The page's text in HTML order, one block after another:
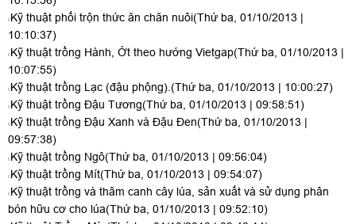
Kỹ thuật phối trộn thức ăn chăn nuôi(Thứ ba, 01/10/2013 |
10:10:37)
Kỹ thuật trồng Hành, Ớt theo hướng Vietgap(Thứ ba, 01/10/2013 |
10:07:55)
Kỹ thuật trồng Lạc (đậu phộng). (Thứ ba, 01/10/2013 | 10:00:27)
Kỹ thuật trồng Đậu Tương(Thứ ba, 01/10/2013 | 09:58:51)
Kỹ thuật trồng Đậu Xanh và Đậu Đen(Thứ ba, 01/10/2013 |
09:57:38)
Kỹ thuật trồng Ngô(Thứ ba, 01/10/2013 | 09:56:04)
Kỹ thuật trồng Mít(Thứ ba, 01/10/2013 | 09:54:07)
Kỹ thuật trồng và thâm canh cây lúa, sản xuất và sử dụng phân
bón hữu cơ cho lúa(Thứ ba, 01/10/2013 | 09:52:10)